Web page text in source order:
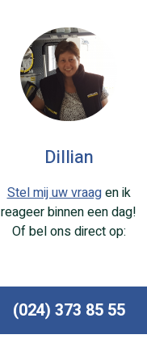
Dillian
Stel mij uw vraagen ik
reageer binnen een dag!
Of bel ons direct op:
(024) 373 85 55